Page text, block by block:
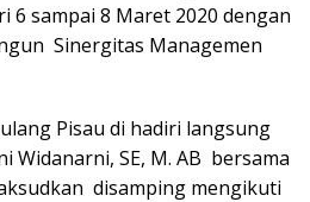
6 sampai 8 Maret 2020 dengan
Sinergitas Managemen
Pisau di hadiri langsung
Widanarni, SE, M. AB bersama
disamping mengikuti